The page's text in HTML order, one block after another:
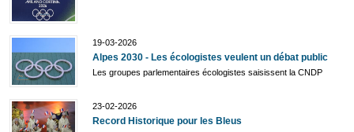
19-03-2026
Alpes 2030 - Les écologistes veulent un débat public
Les groupes parlementaires écologistes saisissent la CNDP
23-02-2026
Record Historique pour les Bleus